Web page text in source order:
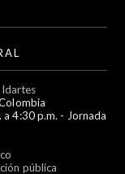
a 4:30 p.m. - Jornada
pública